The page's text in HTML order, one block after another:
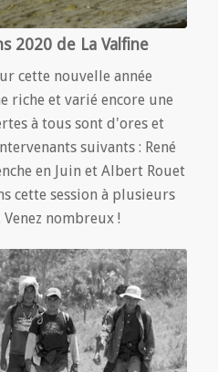
2020 de La Valfine
cette nouvelle année
riche et varié encore une
à tous sont d'ores et
suivants : René
en Juin et Albert Rouet
cette session à plusieurs
nombreux !